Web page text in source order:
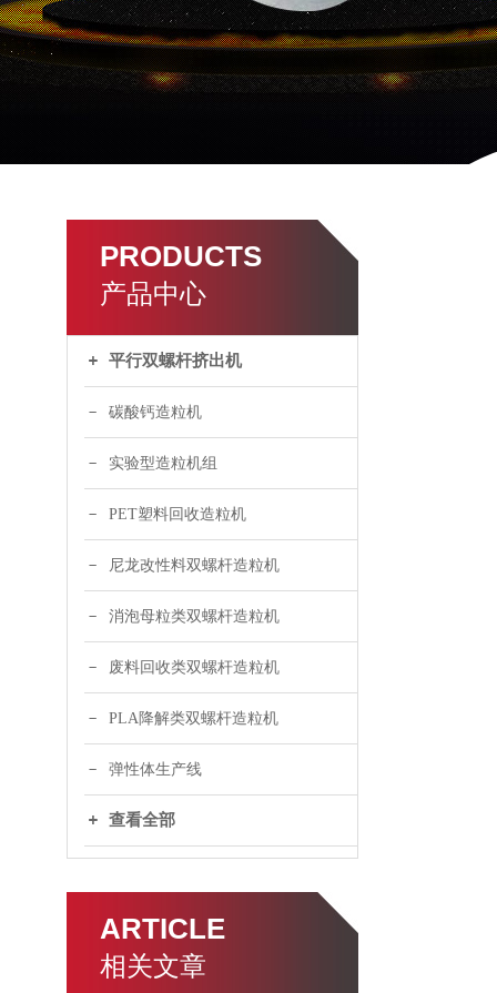
PRODUCTS
产品中心
平行双螺杆挤出机
碳酸钙造粒机
实验型造粒机组
PET塑料回收造粒机
尼龙改性料双螺杆造粒机
消泡母粒类双螺杆造粒机
废料回收类双螺杆造粒机
PLA降解类双螺杆造粒机
弹性体生产线
查看全部
ARTICLE
相关文章